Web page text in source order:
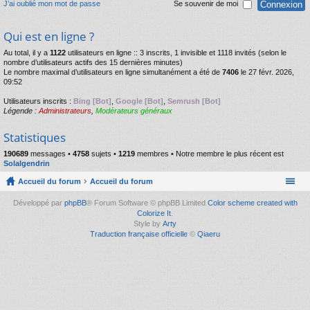
J’ai oublié mon mot de passe Se souvenir de moi
Qui est en ligne ?
Au total, il y a 1122 utilisateurs en ligne :: 3 inscrits, 1 invisible et 1118 invités (selon le
nombre d’utilisateurs actifs des 15 dernières minutes)
Le nombre maximal d’utilisateurs en ligne simultanément a été de 7406 le 27 févr. 2026,
09:52
Utilisateurs inscrits : Bing [Bot] Google [Bot] Semrush [Bot]
Légende : Administrateurs Modérateurs généraux
Statistiques
190689 messages • 4758 sujets • 1219 membres • Notre membre le plus récent est
Solalgendrin
Accueil du forum Accueil du forum
Développé par phpBB® Forum Software © phpBB Limited Color scheme created with
Colorize It.
Style by Arty
Traduction française officielle © Qiaeru